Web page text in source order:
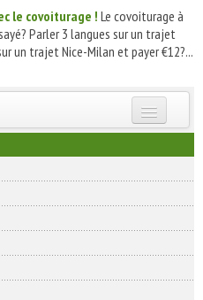
le covoiturage ! Le covoiturage à
Parler 3 langues sur un trajet
un trajet Nice-Milan et payer €12?...